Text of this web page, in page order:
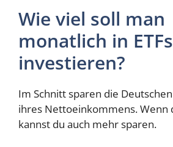
Wie viel soll man
monatlich in ETFs
investieren?
Im Schnitt sparen die
ihres Nettoeinkommens. Wenn
kannst du auch mehr sparen.